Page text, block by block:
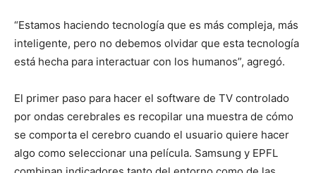
“Estamos haciendo tecnología que es más compleja, más
inteligente, pero no debemos olvidar que esta tecnología
está hecha para interactuar con los humanos”, agregó.
El primer paso para hacer el software de TV controlado
por ondas cerebrales es recopilar una muestra de cómo
se comporta el cerebro cuando el usuario quiere hacer
algo como seleccionar una película. Samsung y EPFL